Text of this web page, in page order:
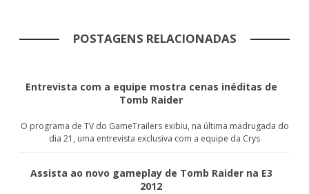
POSTAGENS RELACIONADAS
Entrevista com a equipe mostra cenas inéditas de
Tomb Raider
O programa de TV do GameTrailers exibiu, na última madrugada do
dia 21, uma entrevista exclusiva com a equipe da Crys
Assista ao novo gameplay de Tomb Raider na E3
2012